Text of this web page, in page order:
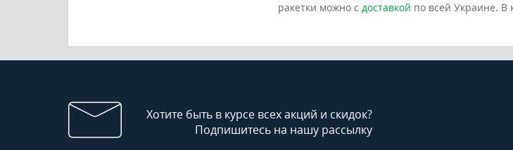
ракетки можно с доставкой по всей Украине. В
Хотите быть в курсе всех акций и скидок?
Подпишитесь на нашу рассылку